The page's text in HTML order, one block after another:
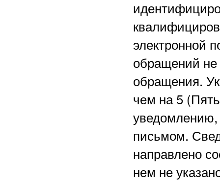
электронной
обращений
обращения.
чем на 5
уведомлению,
письмом.
направлено
нем не